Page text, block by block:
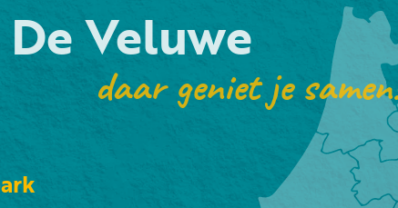
De Veluwe
daar geniet je